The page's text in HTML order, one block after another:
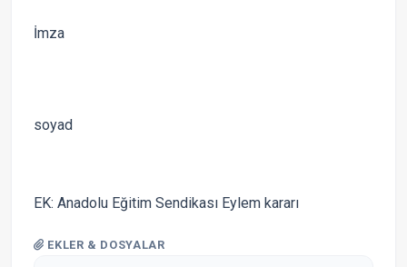
İmza
soyad
EK: Anadolu Eğitim Sendikası Eylem kararı
EKLER & DOSYALAR